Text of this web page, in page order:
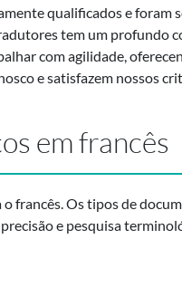
qualificados e foram
tem um profundo
com agilidade,
e satisfazem nossos
em francês
o francês. Os tipos de
e pesquisa